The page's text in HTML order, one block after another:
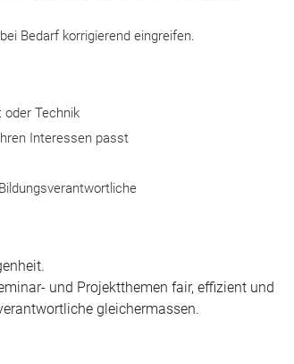
Bedarf korrigierend eingreifen.
oder Technik
Interessen passt
und Projektthemen fair, effizient und
gleichermassen.